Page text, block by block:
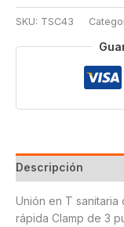
CLAMP
T304
3
SKU: TSC43
Descripción
Unión en T
rápida Clamp de 3